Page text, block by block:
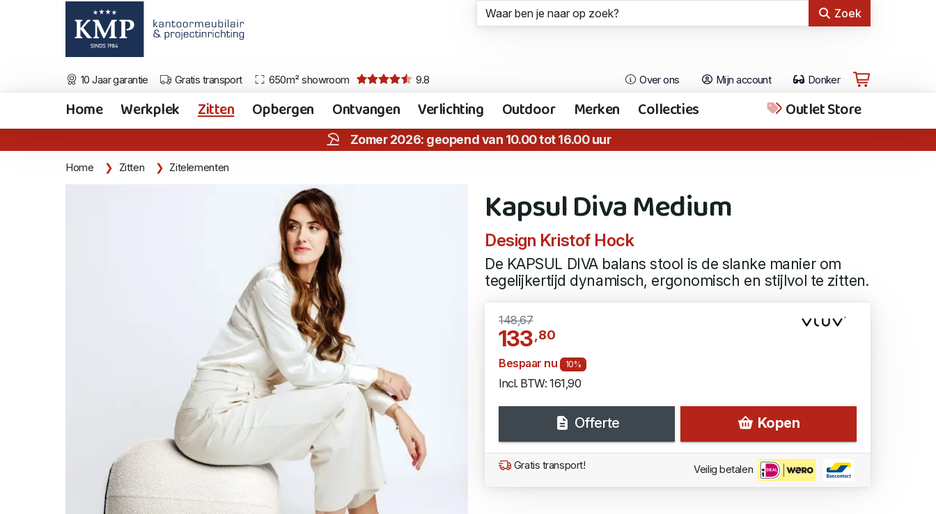
Zoek
10 Jaar garantie Gratis transport 650m² showroom 9.8 Over ons Mijn account Donker
Home Werkplek Zitten Opbergen Ontvangen Verlichting Outdoor Merken Collecties Outlet Store
Zomer 2026: geopend van 10.00 tot 16.00 uur
Home Zitten Zitelementen
Kapsul Diva Medium
Design Kristof Hock
De KAPSUL DIVA balans stool is de slanke manier om
tegelijkertijd dynamisch, ergonomisch en stijlvol te zitten.
148,67
133,80
Bespaar nu 10%
Incl. BTW: 161,90
Offerte Kopen
Gratis transport! Veilig betalen